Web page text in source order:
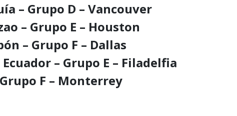
– Grupo D – Vancouver
– Grupo E – Houston
– Grupo F – Dallas
– Grupo E – Filadelfia
F – Monterrey